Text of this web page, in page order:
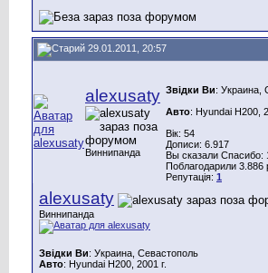
29.01.2011, 20:57
alexusaty
Виннипанда
Звідки Ви: Украина,
Авто: Hyundai H200,
Вік: 54
Дописи: 6.917
Вы сказали Спасибо:
Поблагодарили 3.886
Репутація: 1
alexusaty
Виннипанда
Звідки Ви: Украина, Севастополь
Авто: Hyundai H200, 2001 г.